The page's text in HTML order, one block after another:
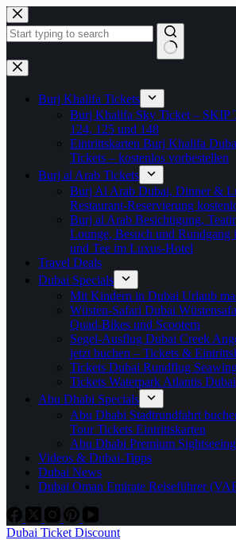
Zum
Inhalt
springen
Keine
Ergebnisse
Burj Khalifa Tickets
Burj Khalifa Sky Ticket – SKIP
124, 125 und 148
Eintrittskarten Burj Khalifa
Tickets – kostenlos vorbestellen
Burj al Arab Tickets
Burj Al Arab Dubai, Dinner &
Restaurant-Reservierung
Burj al Arab Besichtigung,
Lounge, Besuch und
und Tee im Luxus-Hotel
Travel Deals
Dubai Specials
Mit Kindern in Dubai Urlaub
Wüsten-Safari Dubai
Quad-Bikes und Scootern
Segel-Ausflug Dubai Creek
jetzt buchen – Tickets &
Tickets Dubai Rundflug
Tickets Waterpark Atlantis Dubai
Abu Dhabi Specials
Abu Dhabi Stadtrundfahrt
Tour Tickets Eintrittskarten
Abu Dhabi Premium
Videos & Dubai-Tipps
Dubai News
Dubai Oman Emirate Reiseführer
Dubai Ticket Discount